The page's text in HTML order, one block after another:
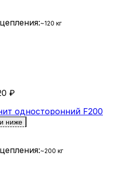
~120 кг
₽
односторонний F200
и ниже
~200 кг